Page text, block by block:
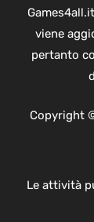
viene
pertanto
Copyright
Le attività